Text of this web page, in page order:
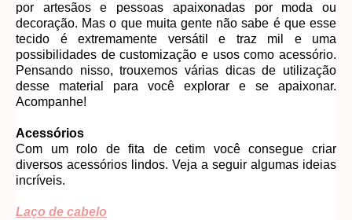
por artesãos e pessoas apaixonadas por moda ou
decoração. Mas o que muita gente não sabe é que esse
tecido é extremamente versátil e traz mil e uma
possibilidades de customização e usos como acessório.
Pensando nisso, trouxemos várias dicas de utilização
desse material para você explorar e se apaixonar.
Acompanhe!
Acessórios
Com um rolo de fita de cetim você consegue criar
diversos acessórios lindos. Veja a seguir algumas ideias
incríveis.
Laço de cabelo